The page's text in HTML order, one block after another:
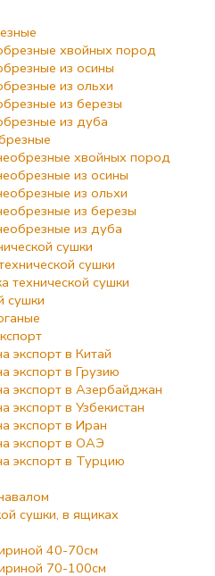
хвойных пород
из осины
из ольхи
из березы
из дуба
хвойных пород
из осины
из ольхи
из березы
из дуба
сушки
сушки
технической сушки
сушки
экспорт в Китай
экспорт в Грузию
экспорт в Азербайджан
экспорт в Узбекистан
экспорт в Иран
экспорт в ОАЭ
экспорт в Турцию
сушки, в ящиках
40-70см
70-100см